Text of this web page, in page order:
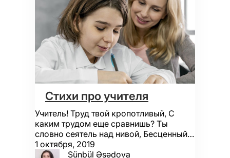
Стихи про учителя
Учитель! Труд твой кропотливый, С
каким трудом еще сравнишь? Ты
словно сеятель над нивой, Бесценный…
1 октября, 2019
Sünbül Əsədova